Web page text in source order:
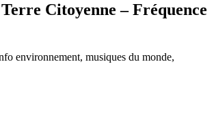
Citoyenne – Fréquence
environnement, musiques du monde,